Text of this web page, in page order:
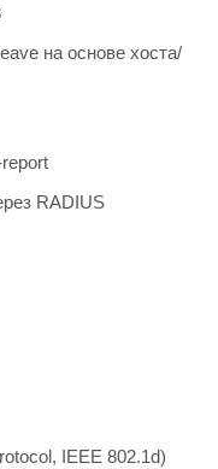
на основе хоста/
RADIUS
IEEE 802.1d)